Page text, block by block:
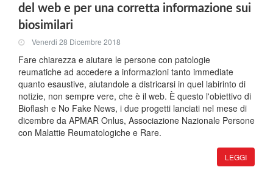
del web e per una corretta informazione sui
biosimilari
Venerdi 28 Dicembre 2018
Fare chiarezza e aiutare le persone con patologie
reumatiche ad accedere a informazioni tanto immediate
quanto esaustive, aiutandole a districarsi in quel labirinto di
notizie, non sempre vere, che è il web. È questo l'obiettivo di
Bioflash e No Fake News, i due progetti lanciati nel mese di
dicembre da APMAR Onlus, Associazione Nazionale Persone
con Malattie Reumatologiche e Rare.
LEGGI